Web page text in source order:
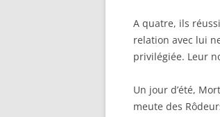
A quatre, ils
relation avec lui
privilégiée. Leur
Un jour d’été,
meute des